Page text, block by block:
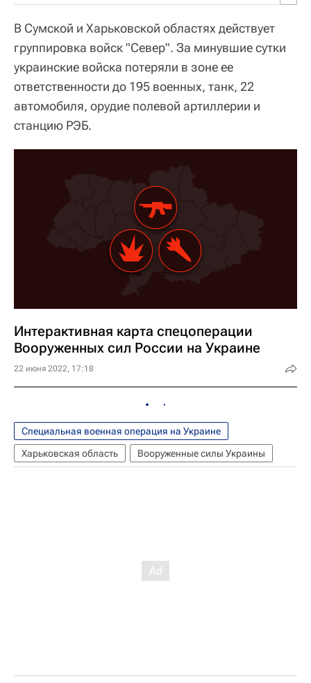
В Сумской и Харьковской областях действует
группировка войск "Север". За минувшие сутки
украинские войска потеряли в зоне ее
ответственности до 195 военных, танк, 22
автомобиля, орудие полевой артиллерии и
станцию РЭБ.
Интерактивная карта спецоперации
Вооруженных сил России на Украине
22 июня 2022, 17:18
Специальная военная операция на Украине
Харьковская область
Вооруженные силы Украины